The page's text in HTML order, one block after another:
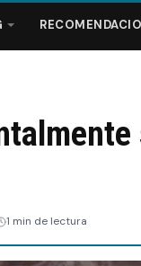
1 min de lectura